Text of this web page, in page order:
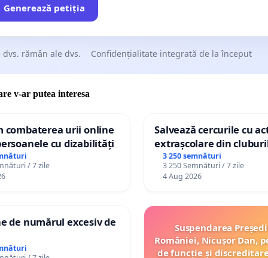
Generează petiția
dvs. rămân ale dvs. Confidențialitate integrată de la început
v-ar putea interesa
combaterea urii online
cu dizabilități
/ 7 zile
Salvează cercurile cu
extrașcolare din
palatele copiilor
3 250 semnături
3 250 Semnături / 7 zile
4 Aug 2026
de numărul excesiv de
Suspendarea
României, Nicușor Dan,
de funcție și